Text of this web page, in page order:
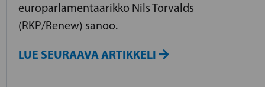
europarlamentaarikko Nils Torvalds
(RKP/Renew) sanoo.
LUE SEURAAVA ARTIKKELI